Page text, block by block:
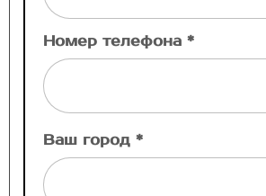
Номер телефона *
Ваш город *